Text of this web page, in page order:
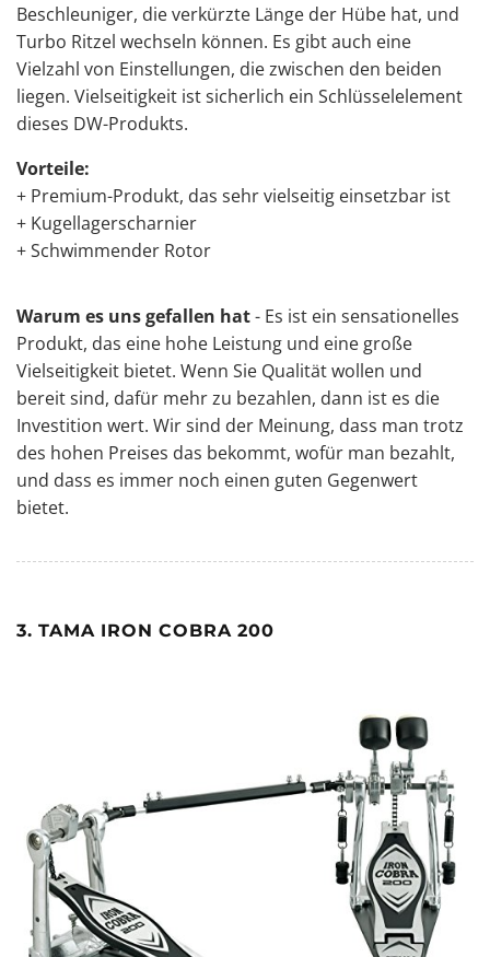
Beschleuniger, die verkürzte Länge der Hübe hat, und
Turbo Ritzel wechseln können. Es gibt auch eine
Vielzahl von Einstellungen, die zwischen den beiden
liegen. Vielseitigkeit ist sicherlich ein Schlüsselelement
dieses DW-Produkts.
Vorteile:
+ Premium-Produkt, das sehr vielseitig einsetzbar ist
+ Kugellagerscharnier
+ Schwimmender Rotor
Warum es uns gefallen hat- Es ist ein sensationelles
Produkt, das eine hohe Leistung und eine große
Vielseitigkeit bietet. Wenn Sie Qualität wollen und
bereit sind, dafür mehr zu bezahlen, dann ist es die
Investition wert. Wir sind der Meinung, dass man trotz
des hohen Preises das bekommt, wofür man bezahlt,
und dass es immer noch einen guten Gegenwert
bietet.
3. TAMA IRON COBRA 200